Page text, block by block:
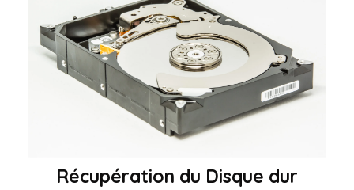
Récupération du Disque dur